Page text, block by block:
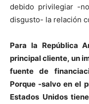
debido privilegiar -
disgusto- la relación
Para la República
principal cliente, un
fuente de
Porque -salvo en el
Estados Unidos